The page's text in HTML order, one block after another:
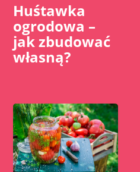
Huśtawka
ogrodowa –
jak zbudować
własną?